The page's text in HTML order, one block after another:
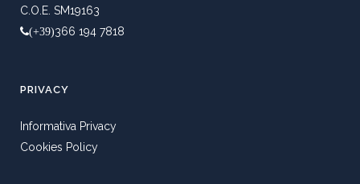
C.O.E. SM19163
(+39)366 194 7818
PRIVACY
Informativa Privacy
Cookies Policy